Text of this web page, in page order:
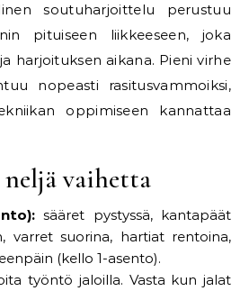
soutuharjoittelu perustuu
pituiseen liikkeeseen, joka
harjoituksen aikana. Pieni virhe
nopeasti rasitusvammoiksi,
oppimiseen kannattaa
vaihetta
sääret pystyssä, kantapäät
varret suorina, hartiat rentoina,
(kello 1-asento).
työntö jaloilla. Vasta kun jalat